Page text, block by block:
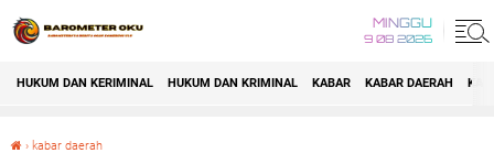
MINGGU
9 08 2026
HUKUM DAN KERIMINAL HUKUM DAN KRIMINAL KABAR KABAR DAERAH
› kabar daerah